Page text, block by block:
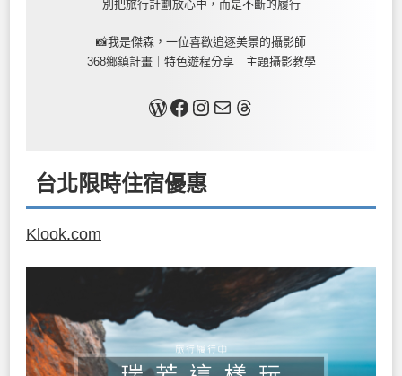
別把旅行計劃放心中，而是不斷的履行
📸我是傑森，一位喜歡追逐美景的攝影師
368鄉鎮計畫｜特色遊程分享｜主題攝影教學
關於我Facebook InstagramMail Threads
台北限時住宿優惠
Klook.com